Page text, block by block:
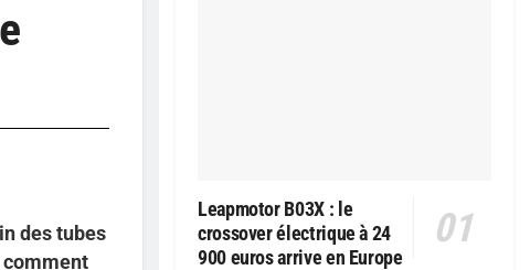
des tubes
comment
Leapmotor B03X : le
crossover électrique à 24
900 euros arrive en Europe